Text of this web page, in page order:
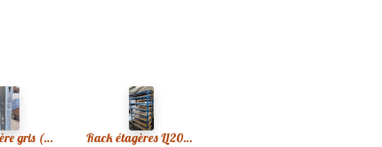
Rack étagère gris (80) plateaux bois Rack étagères L120xp60xh200cm